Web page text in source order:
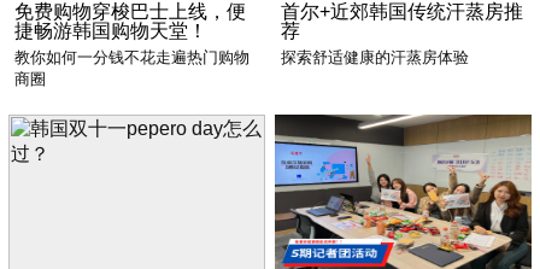
免费购物穿梭巴士上线，便
捷畅游韩国购物天堂！
教你如何一分钱不花走遍热门购物
商圈
首尔+近郊韩国传统汗蒸房推
荐
探索舒适健康的汗蒸房体验